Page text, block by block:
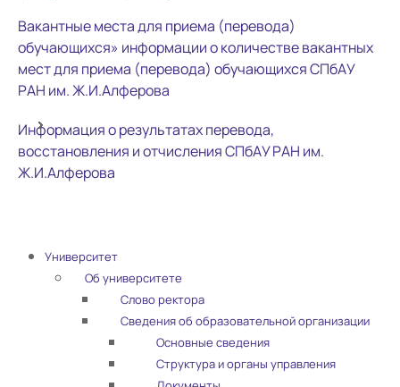
Вакантные места для приема (перевода)
обучающихся» информации о количестве вакантных
мест для приема (перевода) обучающихся СПбАУ
РАН им. Ж.И.Алферова
Информация о результатах перевода,
восстановления и отчисления СПбАУ РАН им.
Ж.И.Алферова
Университет
Об университете
Слово ректора
Сведения об образовательной организации
Основные сведения
Структура и органы управления